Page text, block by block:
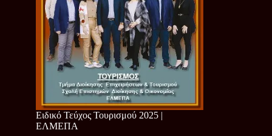
Ειδικό Τεύχος Τουρισμού 2025 |
ΕΛΜΕΠΑ